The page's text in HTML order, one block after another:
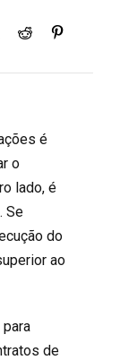
é
o
lado, é
Se
do
ao
de